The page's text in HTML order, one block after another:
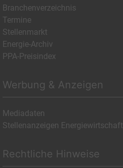
Branchenverzeichnis
Termine
Stellenmarkt
Energie-Archiv
PPA-Preisindex
Werbung & Anzeigen
Mediadaten
Stellenanzeigen Energiewirtschaft
Rechtliche Hinweise